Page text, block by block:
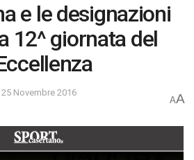
e le designazioni
12^ giornata del
25 Novembre 2016
AA